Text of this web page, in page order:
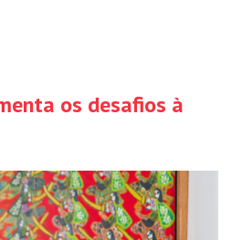
os desafios à